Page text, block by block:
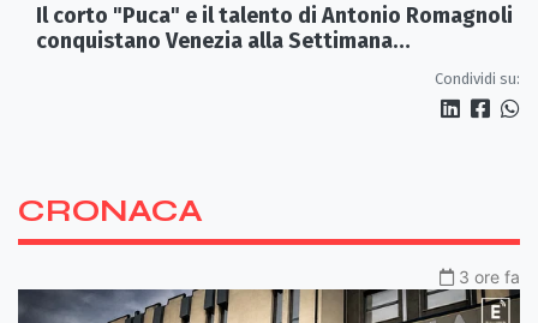
Il corto "Puca" e il talento di Antonio Romagnoli
conquistano Venezia alla Settimana
Condividi su:
CRONACA
3 ore fa